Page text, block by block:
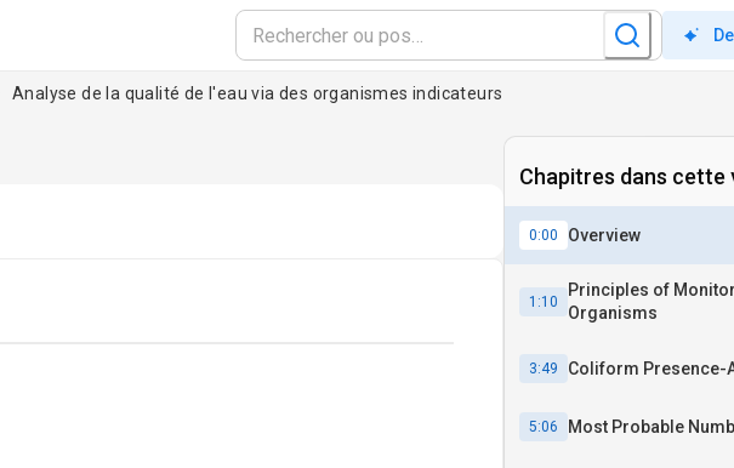
Analyse de la qualité de l'eau via des organismes indicateurs
Chapitres dans cette
0:00 Overview
1:10
Principles of
Organisms
3:49 Coliform Presence-
5:06 Most Probable